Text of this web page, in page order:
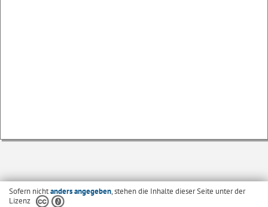
Sofern nichtanders angegeben, stehen die Inhalte dieser Seite unter der
Lizenz